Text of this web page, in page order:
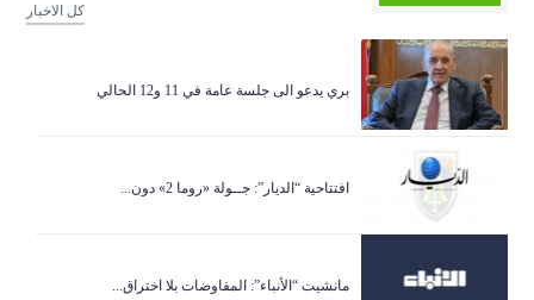
كل الاخبار
بري يدعو الى جلسة عامة في 11 و12 الحالي
افتتاحية “الديار”: جــولة «روما 2» دون...
مانشيت “الأنباء”: المفاوضات بلا اختراق...